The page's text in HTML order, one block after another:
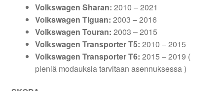
Volkswagen Sharan: 2010 – 2021
Volkswagen Tiguan: 2003 – 2016
Volkswagen Touran: 2003 – 2015
Volkswagen Transporter T5: 2010 – 2015
Volkswagen Transporter T6: 2015 – 2019 (
pieniä modauksia tarvitaan asennuksessa )